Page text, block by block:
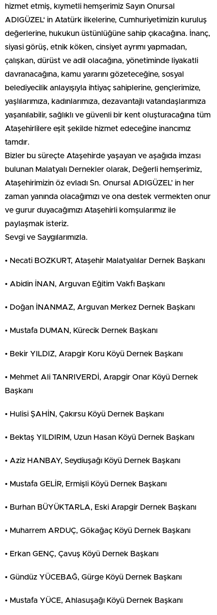
hizmet etmiş, kıymetli hemşerimiz Sayın Onursal
ADIGÜZEL‘ in Atatürk ilkelerine, Cumhuriyetimizin kuruluş
değerlerine, hukukun üstünlüğüne sahip çıkacağına. İnanç,
siyasi görüş, etnik köken, cinsiyet ayrımı yapmadan,
çalışkan, dürüst ve adil olacağına, yönetiminde liyakatli
davranacağına, kamu yararını gözeteceğine, sosyal
belediyecilik anlayışıyla ihtiyaç sahiplerine, gençlerimize,
yaşlılarımıza, kadınlarımıza, dezavantajlı vatandaşlarımıza
yaşanılabilir, sağlıklı ve güvenli bir kent oluşturacağına tüm
Ataşehirlilere eşit şekilde hizmet edeceğine inancımız
tamdır.
Bizler bu süreçte Ataşehirde yaşayan ve aşağıda imzası
bulunan Malatyalı Dernekler olarak, Değerli hemşerimiz,
Ataşehirimizin öz evladı Sn. Onursal ADIGÜZEL’ in her
zaman yanında olacağımızı ve ona destek vermekten onur
ve gurur duyacağımızı Ataşehirli komşularımız ile
paylaşmak isteriz.
Sevgi ve Saygılarımızla.
• Necati BOZKURT, Ataşehir Malatyalılar Dernek Başkanı
• Abidin İNAN, Arguvan Eğitim Vakfı Başkanı
• Doğan İNANMAZ, Arguvan Merkez Dernek Başkanı
• Mustafa DUMAN, Kürecik Dernek Başkanı
• Bekir YILDIZ, Arapgir Koru Köyü Dernek Başkanı
• Mehmet Ali TANRIVERDİ, Arapgir Onar Köyü Dernek
Başkanı
• Hulisi ŞAHİN, Çakırsu Köyü Dernek Başkanı
• Bektaş YILDIRIM, Uzun Hasan Köyü Dernek Başkanı
• Aziz HANBAY, Seydiuşağı Köyü Dernek Başkanı
• Mustafa GELİR, Ermişli Köyü Dernek Başkanı
• Burhan BÜYÜKTARLA, Eski Arapgir Dernek Başkanı
• Muharrem ARDUÇ, Gökağaç Köyü Dernek Başkanı
• Erkan GENÇ, Çavuş Köyü Dernek Başkanı
• Gündüz YÜCEBAĞ, Gürge Köyü Dernek Başkanı
• Mustafa YÜCE, Ahlasuşağı Köyü Dernek Başkanı